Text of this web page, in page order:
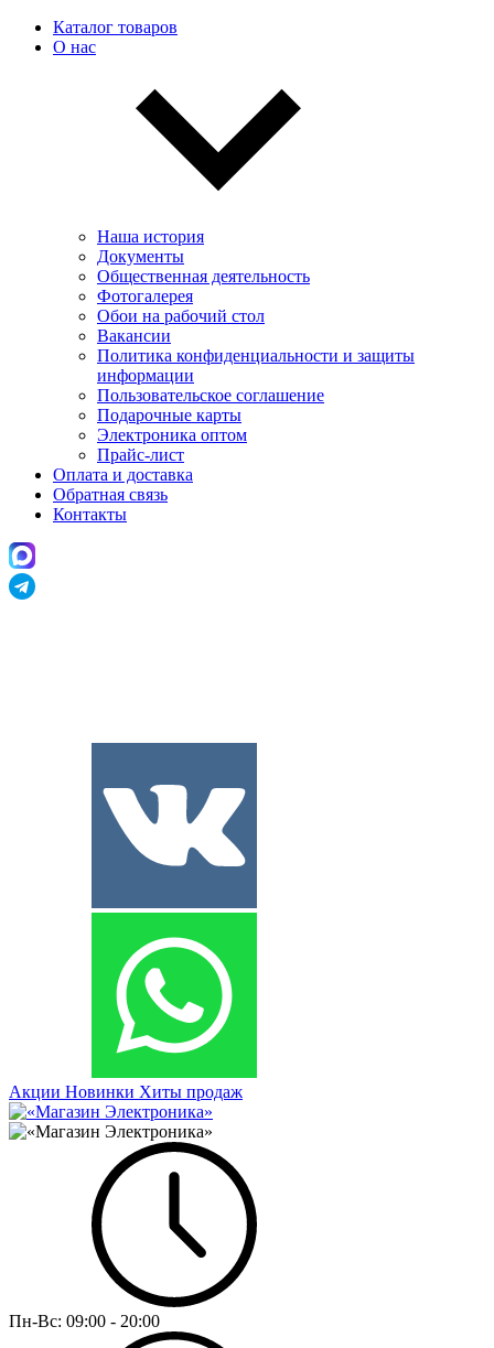
Каталог товаров
О нас
Наша история
Документы
Общественная деятельность
Фотогалерея
Обои на рабочий стол
Вакансии
Политика конфиденциальности и защиты
информации
Пользовательскоe соглашение
Подарочные карты
Электроника оптом
Прайс-лист
Оплата и доставка
Обратная связь
Контакты
Акции Новинки Хиты продаж
Пн-Вс: 09:00 - 20:00